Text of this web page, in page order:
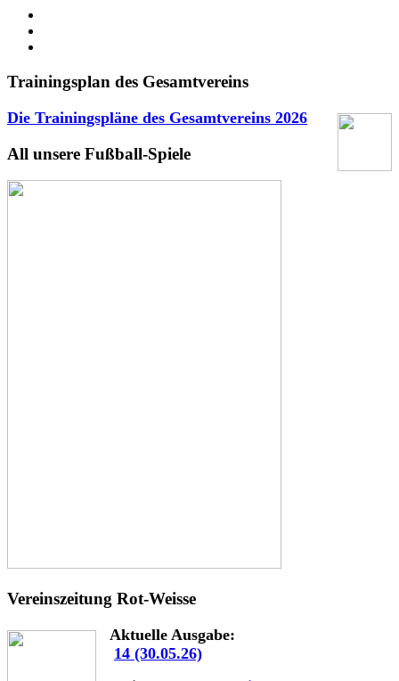
Trainingsplan des Gesamtvereins
Die Trainingspläne des Gesamtvereins 2026
All unsere Fußball-Spiele
Vereinszeitung Rot-Weisse
Aktuelle Ausgabe:
14 (30.05.26)